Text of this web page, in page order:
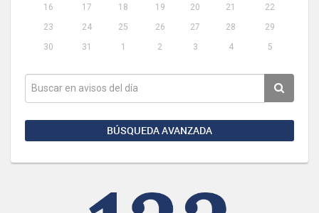
16
17 18 19 20 21
22
23
24 25 26 27 28
29
30
31 1 2 3 4 5
BÚSQUEDA AVANZADA